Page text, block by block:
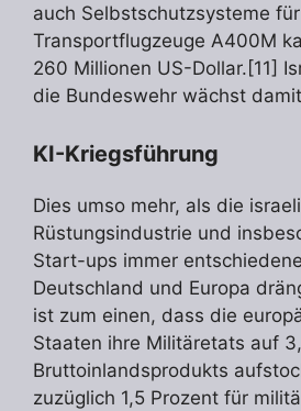
auch Selbstschutzsysteme
Transportflugzeuge A400M
260 Millionen US-Dollar.[11]
die Bundeswehr wächst
KI-Kriegsführung
Dies umso mehr, als die
Rüstungsindustrie und
Start-ups immer
Deutschland und Europa
ist zum einen, dass die
Staaten ihre Militäretats auf
Bruttoinlandsprodukts
zuzüglich 1,5 Prozent für